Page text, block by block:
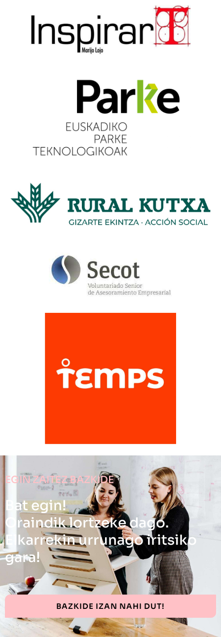
EGIN ZAITEZ BAZKIDE
Bat egin!
Oraindik lortzeke dago.
Elkarrekin urrunago iritsiko
gara!
BAZKIDE IZAN NAHI DUT!